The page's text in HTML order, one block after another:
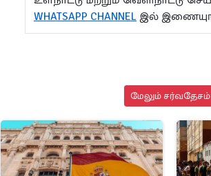
WHATSAPP CHANNEL இல்
மேலும்